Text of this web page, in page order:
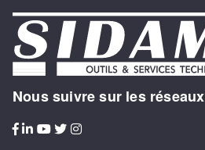
Nous suivre sur les réseaux